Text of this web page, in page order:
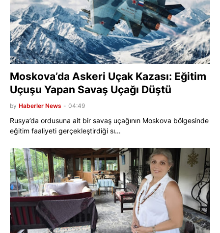
Moskova’da Askeri Uçak Kazası: Eğitim
Uçuşu Yapan Savaş Uçağı Düştü
by Haberler News - 04:49
Rusya’da ordusuna ait bir savaş uçağının Moskova bölgesinde
eğitim faaliyeti gerçekleştirdiği sı…